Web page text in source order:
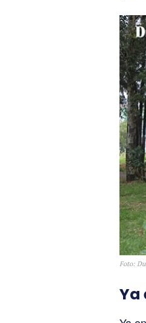
Foto:
Ya